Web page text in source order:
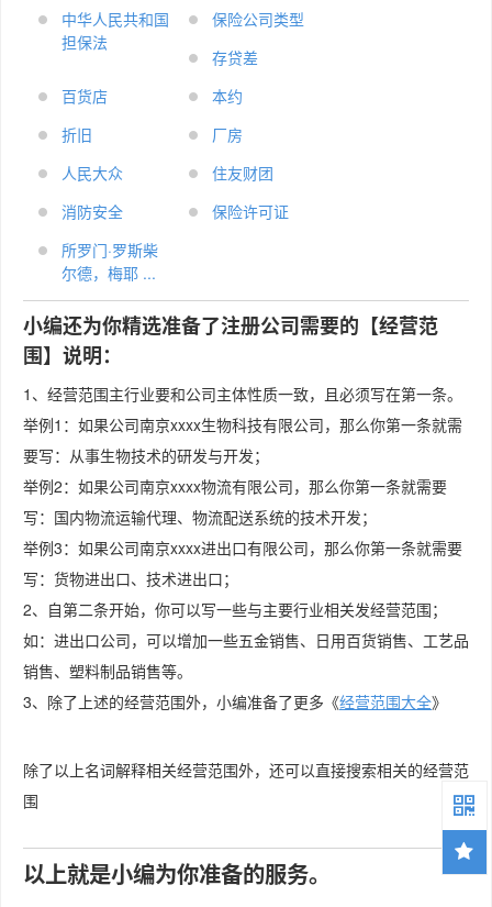
中华人民共和国
担保法
保险公司类型
存贷差
百货店
本约
折旧
厂房
人民大众
住友财团
消防安全
保险许可证
所罗门·罗斯柴
尔德，梅耶 ...
小编还为你精选准备了注册公司需要的【经营范
围】说明：
1、经营范围主行业要和公司主体性质一致，且必须写在第一条。
举例1：如果公司南京xxxx生物科技有限公司，那么你第一条就需
要写：从事生物技术的研发与开发；
举例2：如果公司南京xxxx物流有限公司，那么你第一条就需要
写：国内物流运输代理、物流配送系统的技术开发；
举例3：如果公司南京xxxx进出口有限公司，那么你第一条就需要
写：货物进出口、技术进出口；
2、自第二条开始，你可以写一些与主要行业相关发经营范围；
如：进出口公司，可以增加一些五金销售、日用百货销售、工艺品
销售、塑料制品销售等。
3、除了上述的经营范围外，小编准备了更多《经营范围大全》
除了以上名词解释相关经营范围外，还可以直接搜索相关的经营范
围
以上就是小编为你准备的服务。